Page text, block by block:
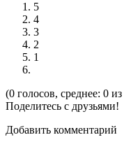
5
4
3
2
1
(0 голосов, среднее: 0
Поделитесь с друзьями!
Добавить комментарий